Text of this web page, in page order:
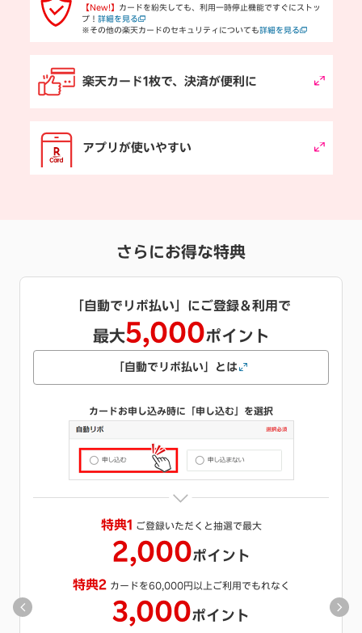
【New!】
カードを紛失しても、利用一時停止機能ですぐにストッ
プ！ 詳細を見る
※その他の楽天カードのセキュリティについても詳細を見る
楽天カード1枚で、決済が便利に
アプリが使いやすい
さらにお得な特典
キャッシング枠をご希望で
最大1,000ポイント
キャッシングとは
カードお申し込み時にご希望のご利用可能枠を選択
キャッシング枠をご希望いただくと抽選で最大
1,000ポイント
期間限定ポイントにて進呈、特典進呈には条件達成が必要で